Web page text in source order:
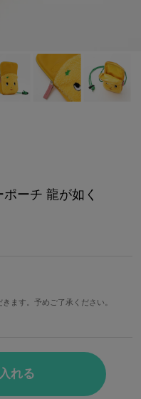
ーチ 龍が如く
ます。予めご了承ください。
れる